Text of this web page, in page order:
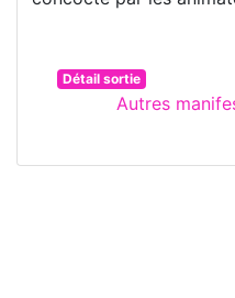
Détail sortie
Autres